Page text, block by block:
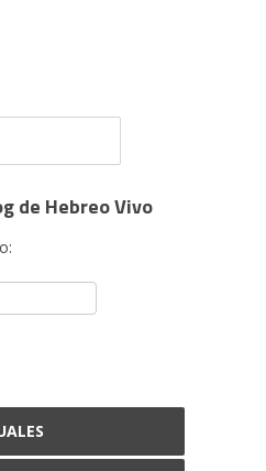
de Hebreo Vivo